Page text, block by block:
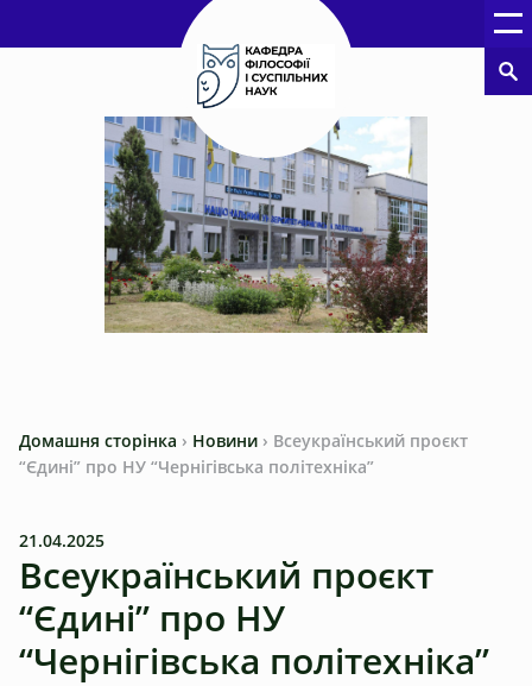
Домашня сторінка › Новини › Всеукраїнський проєкт
“Єдині” про НУ “Чернігівська політехніка”
21.04.2025
Всеукраїнський проєкт
“Єдині” про НУ
“Чернігівська політехніка”